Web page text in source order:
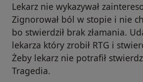
Lekarz nie wykazywał
Zignorował ból w stopie i nie
bo stwierdził brak złamania.
lekarza który zrobił RTG i
Żeby lekarz nie potrafił
Tragedia.